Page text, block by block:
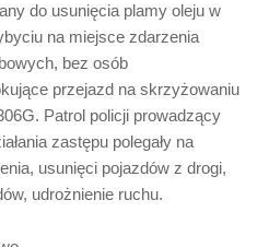
do usunięcia plamy oleju w
na miejsce zdarzenia
bez osób
przejazd na skrzyżowaniu
Patrol policji prowadzący
zastępu polegały na
usunięci pojazdów z drogi,
udrożnienie ruchu.